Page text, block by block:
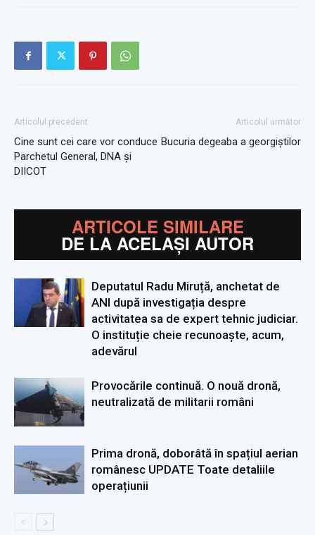
Articolul precedent
Cine sunt cei care vor conduce
Parchetul General, DNA și
DIICOT
Articolul următor
Bucuria degeaba a georgiștilor
ARTICOLE SIMILARE
DE LA ACELAȘI AUTOR
Deputatul Radu Miruță, anchetat de
ANI după investigația despre
activitatea sa de expert tehnic judiciar.
O instituție cheie recunoaște, acum,
adevărul
Provocările continuă. O nouă dronă,
neutralizată de militarii români
Prima dronă, doborâtă în spațiul aerian
românesc UPDATE Toate detaliile
operațiunii